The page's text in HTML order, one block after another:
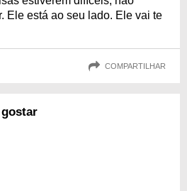
Ele está ao seu lado. Ele vai te
COMPARTILHAR